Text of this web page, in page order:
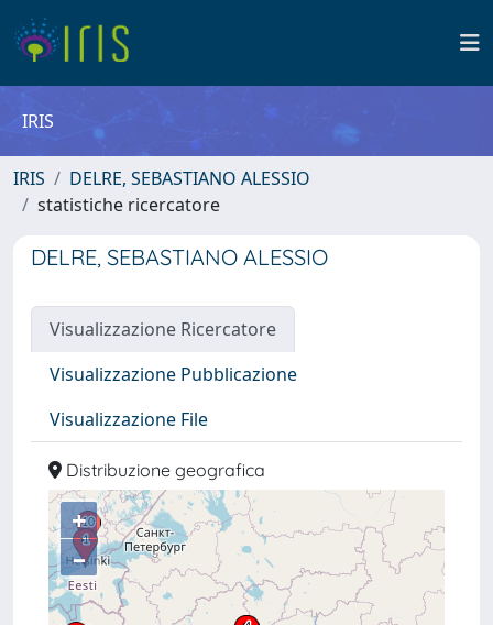
IRIS
IRIS
DELRE, SEBASTIANO ALESSIO
statistiche ricercatore
DELRE, SEBASTIANO ALESSIO
Visualizzazione Ricercatore
Visualizzazione Pubblicazione
Visualizzazione File
Distribuzione geografica
+
–